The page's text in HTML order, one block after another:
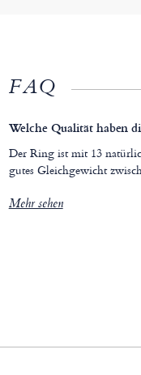
FAQ
Welche Qualität haben
Der Ring ist mit 13
gutes Gleichgewicht
Mehr sehen